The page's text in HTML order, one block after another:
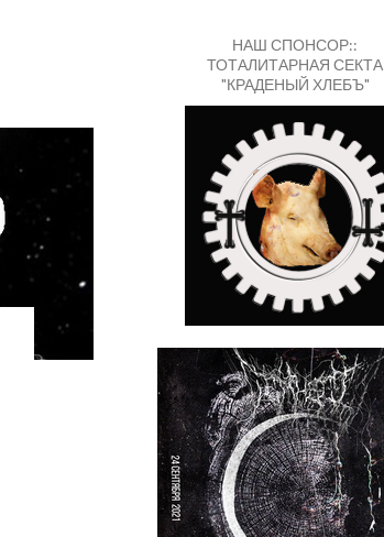
НАШ СПОНСОР::
ТОТАЛИТАРНАЯ СЕКТА
"КРАДЕНЫЙ ХЛЕБЪ"